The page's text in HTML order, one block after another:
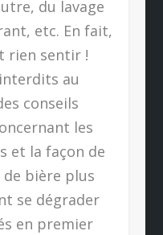
du lavage
etc. En fait,
rien sentir !
au
conseils
les
et la façon de
bière plus
se dégrader
en premier